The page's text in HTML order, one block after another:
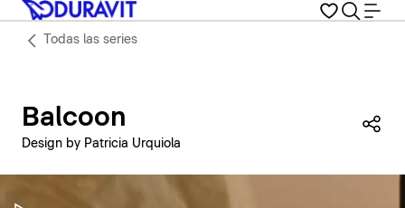
Todas las series
Balcoon
Design by Patricia Urquiola